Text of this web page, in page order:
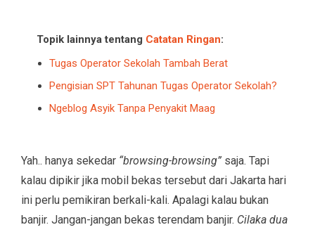
Topik lainnya tentang Catatan Ringan:
Tugas Operator Sekolah Tambah Berat
Pengisian SPT Tahunan Tugas Operator Sekolah?
Ngeblog Asyik Tanpa Penyakit Maag
Yah.. hanya sekedar “browsing-browsing” saja. Tapi
kalau dipikir jika mobil bekas tersebut dari Jakarta hari
ini perlu pemikiran berkali-kali. Apalagi kalau bukan
banjir. Jangan-jangan bekas terendam banjir. Cilaka dua